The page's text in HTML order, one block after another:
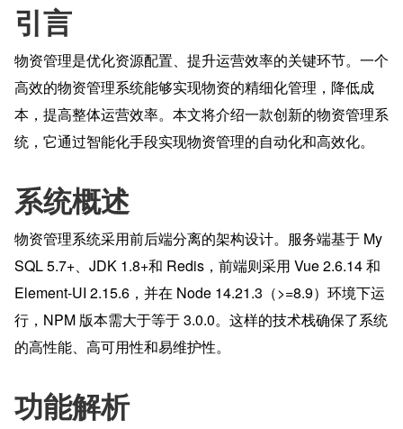
引言
物资管理是优化资源配置、提升运营效率的关键环节。一个
高效的物资管理系统能够实现物资的精细化管理，降低成
本，提高整体运营效率。本文将介绍一款创新的物资管理系
统，它通过智能化手段实现物资管理的自动化和高效化。
系统概述
物资管理系统采用前后端分离的架构设计。服务端基于 My
SQL 5.7+、JDK 1.8+和 Redis，前端则采用 Vue 2.6.14 和
Element-UI 2.15.6，并在 Node 14.21.3（>=8.9）环境下运
行，NPM 版本需大于等于 3.0.0。这样的技术栈确保了系统
的高性能、高可用性和易维护性。
功能解析